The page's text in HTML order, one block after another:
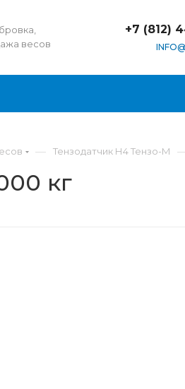
весов
+7 (812)
— Тензодатчик Н4 Тензо-М
кг